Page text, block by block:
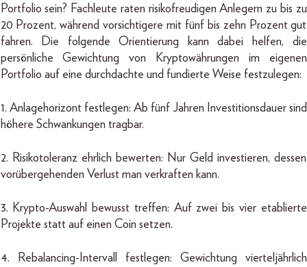
Portfolio sein? Fachleute raten risikofreudigen Anlegern zu bis zu
20 Prozent, während vorsichtigere mit fünf bis zehn Prozent gut
fahren. Die folgende Orientierung kann dabei helfen, die
persönliche Gewichtung von Kryptowährungen im eigenen
Portfolio auf eine durchdachte und fundierte Weise festzulegen:
1. Anlagehorizont festlegen: Ab fünf Jahren Investitionsdauer sind
höhere Schwankungen tragbar.
2. Risikotoleranz ehrlich bewerten: Nur Geld investieren, dessen
vorübergehenden Verlust man verkraften kann.
3. Krypto-Auswahl bewusst treffen: Auf zwei bis vier etablierte
Projekte statt auf einen Coin setzen.
4. Rebalancing-Intervall festlegen: Gewichtung vierteljährlich